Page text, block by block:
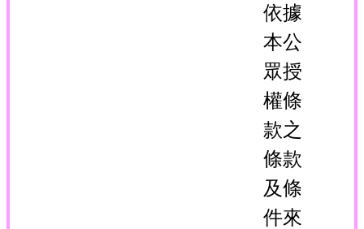
依據
本公
眾授
權條
款之
條款
及條
件來